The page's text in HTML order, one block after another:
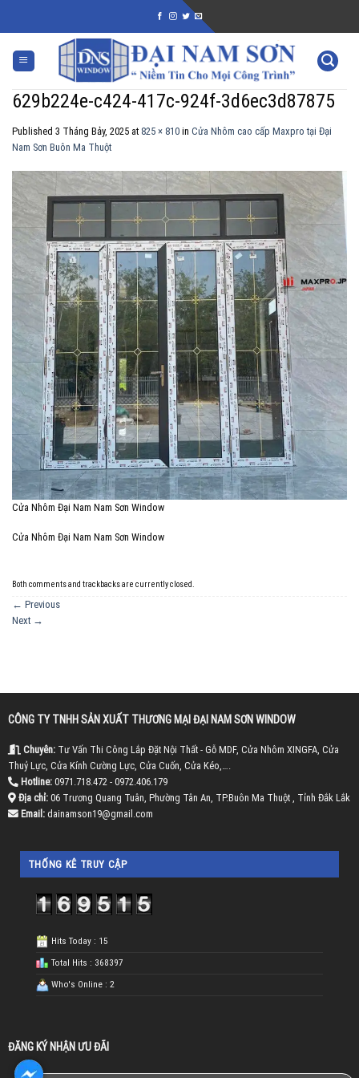
629b224e-c424-417c-924f-3d6ec3d87875
Published 3 Tháng Bảy, 2025 at 825 × 810 in Cửa Nhôm cao cấp Maxpro tại Đại
Nam Sơn Buôn Ma Thuột
Cửa Nhôm Đại Nam Nam Sơn Window
Cửa Nhôm Đại Nam Nam Sơn Window
Both comments and trackbacks are currently closed.
← Previous
Next →
CÔNG TY TNHH SẢN XUẤT THƯƠNG MẠI ĐẠI NAM SƠN WINDOW
Chuyên:Tư Vấn Thi Công Lắp Đặt Nội Thất - Gỗ MDF, Cửa Nhôm XINGFA, Cửa
Thuỷ Lực, Cửa Kính Cường Lực, Cửa Cuốn, Cửa Kéo,….
Hotline:0971.718.472 - 0972.406.179
Địa chỉ:06 Trương Quang Tuân, Phường Tân An, TP.Buôn Ma Thuột , Tỉnh Đắk Lắk
Email:dainamson19@gmail.com
THỐNG KÊ TRUY CẬP
Hits Today : 15
Total Hits : 368397
Who's Online : 2
ĐĂNG KÝ NHẬN ƯU ĐÃI